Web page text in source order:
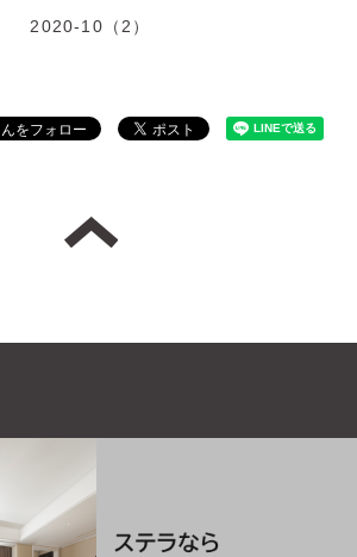
2020-10（2）